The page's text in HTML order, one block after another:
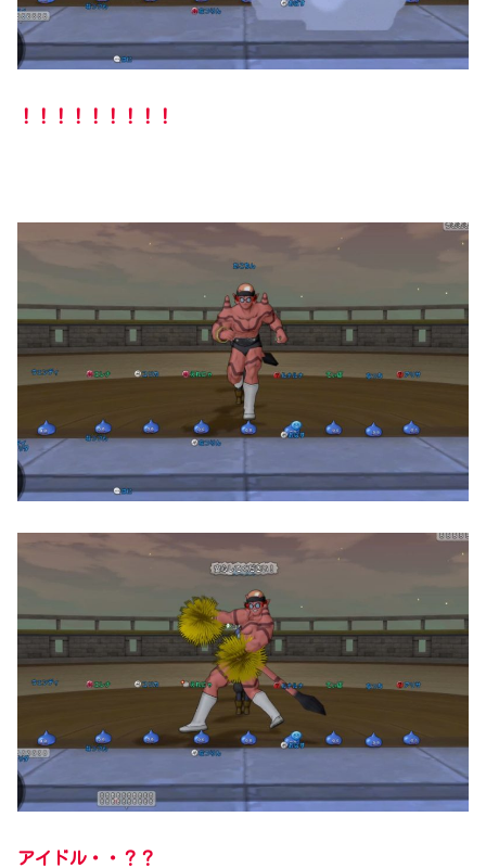
！！！！！！！！！
アイドル・・？？